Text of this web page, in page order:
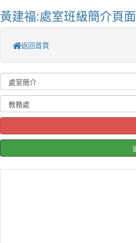
黃建福:處室班級簡介頁
返回首頁